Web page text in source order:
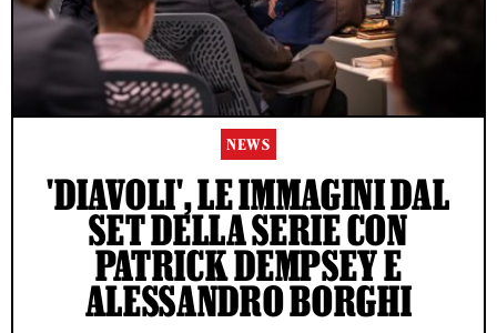
NEWS
'DIAVOLI', LE IMMAGINI DAL
SET DELLA SERIE CON
PATRICK DEMPSEY E
ALESSANDRO BORGHI